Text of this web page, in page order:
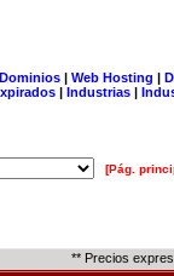
| Web Hosting |
| Industrias |
[Pág.
** Precios